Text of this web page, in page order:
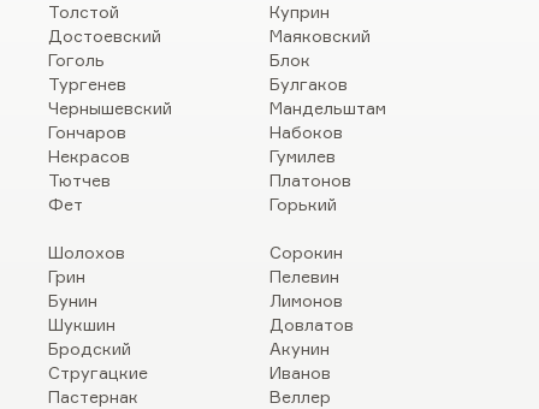
Толстой
Достоевский
Гоголь
Тургенев
Чернышевский
Гончаров
Некрасов
Тютчев
Фет
Куприн
Маяковский
Блок
Булгаков
Мандельштам
Набоков
Гумилев
Платонов
Горький
Шолохов
Грин
Бунин
Шукшин
Бродский
Стругацкие
Пастернак
Сорокин
Пелевин
Лимонов
Довлатов
Акунин
Иванов
Веллер